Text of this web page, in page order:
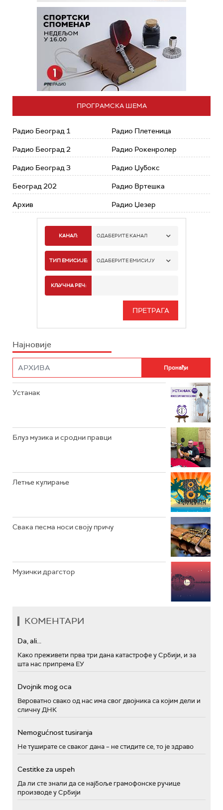
ПРОГРАМСКА ШЕМА
Радио Београд 1
Радио Београд 2
Радио Београд 3
Београд 202
Архив
Радио Плетеница
Радио Рокенролер
Радио Џубокс
Радио Вртешка
Радио Џезер
КАНАЛ: ОДАБЕРИТЕ КАНАЛ
РАДИО БЕОГРАД 1
РАДИО БЕОГРАД 3
РАДИО РОКЕНРОЛЕР
РАДИО ЏЕЗЕР
ТИП ЕМИСИЈЕ: ОДАБЕРИТЕ ЕМИСИЈУ
ИНФО
КЉУЧНА РЕЧ:
Најновије
Устанак
Блуз музика и сродни правци
Летње кулирање
Свака песма носи своју причу
Музички драгстор
КОМЕНТАРИ
Da, ali...
Како преживети прва три дана катастрофе у Србији, и за
шта нас припрема ЕУ
Dvojnik mog oca
Вероватно свако од нас има свог двојника са којим дели и
сличну ДНК
Nemogućnost tusiranja
Не туширате се сваког дана – не стидите се, то је здраво
Cestitke za uspeh
Да ли сте знали да се најбоље грамофонске ручице
производе у Србији